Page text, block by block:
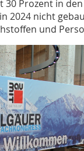
30 Prozent in
2024 nicht
und